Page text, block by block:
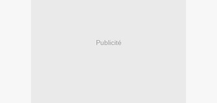
Publicité